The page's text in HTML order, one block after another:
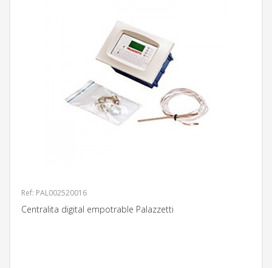
Ref: PAL002520016
Centralita digital empotrable Palazzetti